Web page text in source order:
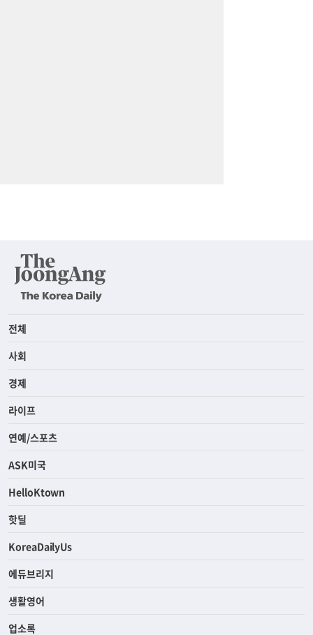
전체
사회
경제
라이프
연예/스포츠
ASK미국
HelloKtown
핫딜
KoreaDailyUs
에듀브리지
생활영어
업소록